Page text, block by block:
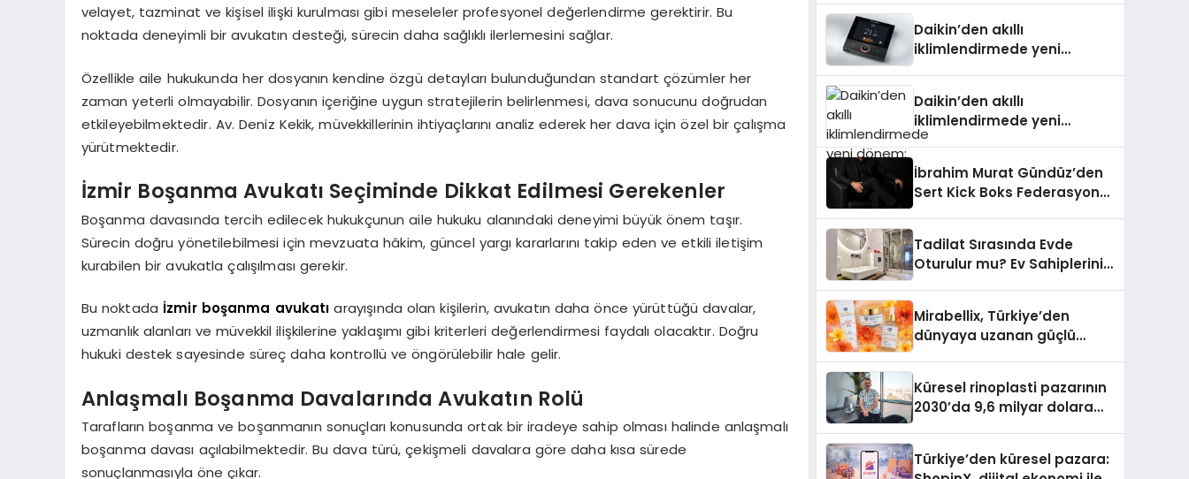
velayet, tazminat ve kişisel ilişki kurulması gibi meseleler profesyonel değerlendirme gerektirir. Bu
noktada deneyimli bir avukatın desteği, sürecin daha sağlıklı ilerlemesini sağlar.
Özellikle aile hukukunda her dosyanın kendine özgü detayları bulunduğundan standart çözümler her
zaman yeterli olmayabilir. Dosyanın içeriğine uygun stratejilerin belirlenmesi, dava sonucunu doğrudan
etkileyebilmektedir. Av. Deniz Kekik, müvekkillerinin ihtiyaçlarını analiz ederek her dava için özel bir çalışma
yürütmektedir.
İzmir Boşanma Avukatı Seçiminde Dikkat Edilmesi Gerekenler
Boşanma davasında tercih edilecek hukukçunun aile hukuku alanındaki deneyimi büyük önem taşır.
Sürecin doğru yönetilebilmesi için mevzuata hâkim, güncel yargı kararlarını takip eden ve etkili iletişim
kurabilen bir avukatla çalışılması gerekir.
Bu noktada İzmir boşanma avukatı arayışında olan kişilerin, avukatın daha önce yürüttüğü davalar,
uzmanlık alanları ve müvekkil ilişkilerine yaklaşımı gibi kriterleri değerlendirmesi faydalı olacaktır. Doğru
hukuki destek sayesinde süreç daha kontrollü ve öngörülebilir hale gelir.
Anlaşmalı Boşanma Davalarında Avukatın Rolü
Tarafların boşanma ve boşanmanın sonuçları konusunda ortak bir iradeye sahip olması halinde anlaşmalı
boşanma davası açılabilmektedir. Bu dava türü, çekişmeli davalara göre daha kısa sürede
sonuçlanmasıyla öne çıkar.
Daikin’den akıllı
iklimlendirmede yeni
Daikin’den akıllı
iklimlendirmede yeni
dönem: Madoka Plus
İbrahim Murat Gündüz’den
Sert Kick Boks Federasyonu
Tadilat Sırasında Evde
Oturulur mu? Ev Sahiplerinin
Mirabellix, Türkiye’den
dünyaya uzanan güçlü
Küresel rinoplasti pazarının
2030’da 9,6 milyar dolara
Türkiye’den küresel pazara: